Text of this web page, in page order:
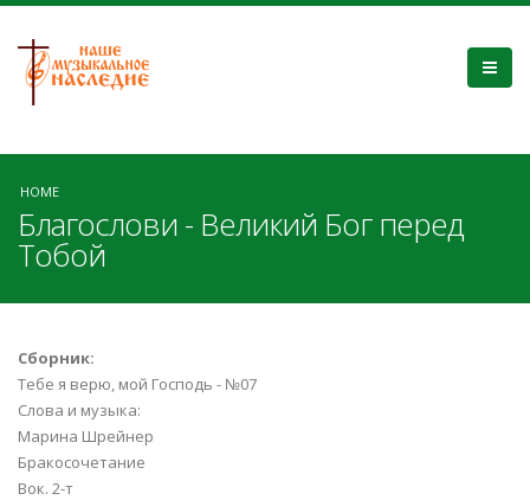
HOME
Благослови - Великий Бог перед
Тобой
Сборник:
Тебе я верю, мой Господь - №07
Слова и музыка:
Марина Шрейнер
Бракосочетание
Вок. 2-т